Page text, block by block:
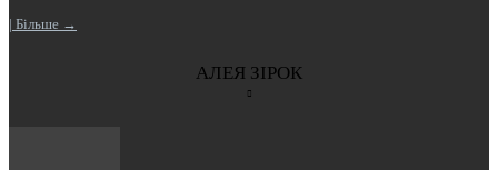
| Більше →
АЛЕЯ ЗІРОК